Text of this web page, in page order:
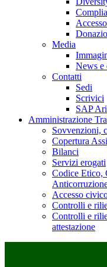
Media
News e
Contatti
Sedi
Scrivici
SAP
Amministrazione
Sovvenzioni,
Copertura
Bilanci
Servizi erogati
Codice Etico,
Accesso
Controlli e
Controlli e
attestazione